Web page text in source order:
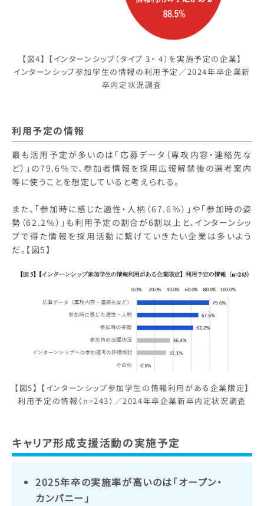
【図4】 【インターンシップ（タイプ 3・ 4）を実施予定の企業】
インターンシップ参加学生の情報の利用予定／2024年卒企業新
卒内定状況調査
利用予定の情報
最も活用予定が多いのは「応募データ（専攻内容・連絡先な
ど）」の79.6％で、参加者情報を採用広報解禁後の選考案内
等に使うことを想定していると考えられる。
また、「参加時に感じた適性・人柄（67.6％）」や「参加時の姿
勢（62.2％）」も利用予定の割合が6割以上と、インターンシッ
プで得た情報を採用活動に繋げていきたい企業は多いよう
だ。【図5】
【図5】 【インターンシップ参加学生の情報利用がある企業限定】
利用予定の情報（n=243）／2024年卒企業新卒内定状況調査
キャリア形成支援活動の実施予定
2025年卒の実施率が高いのは「オープン・
カンパニー」